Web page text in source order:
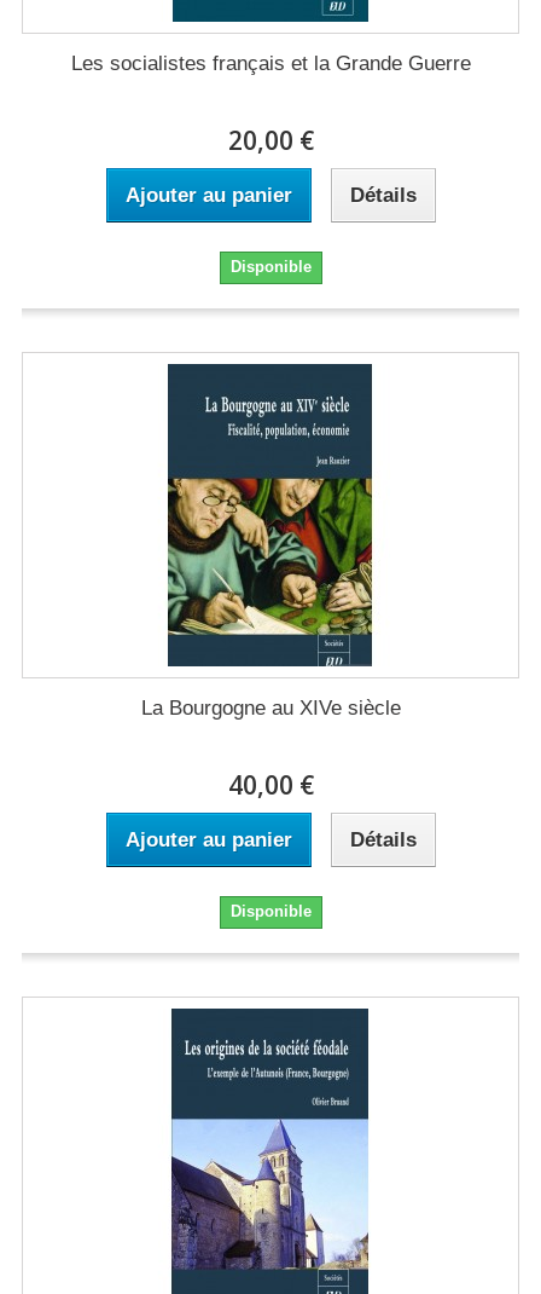
Les socialistes français et la Grande Guerre
20,00 €
Ajouter au panier Détails
Disponible
La Bourgogne au XIVe siècle
40,00 €
Ajouter au panier Détails
Disponible